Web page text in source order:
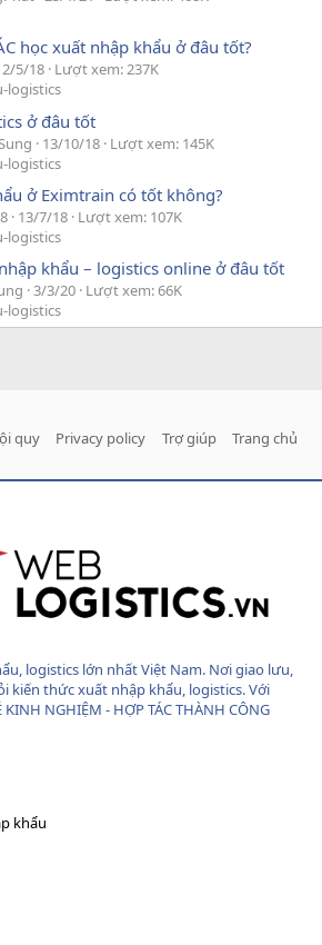
học xuất nhập khẩu ở đâu tốt?
2/5/18 Lượt xem: 237K
logistics
ở đâu tốt
13/10/18 Lượt xem: 145K
logistics
ở Eximtrain có tốt không?
13/7/18 Lượt xem: 107K
logistics
khẩu – logistics online ở đâu tốt
3/3/20 Lượt xem: 66K
logistics
quy Privacy policy Trợ giúp Trang chủ
logistics lớn nhất Việt Nam. Nơi giao lưu,
kiến thức xuất nhập khẩu, logistics. Với
NGHIỆM - HỢP TÁC THÀNH CÔNG
khẩu